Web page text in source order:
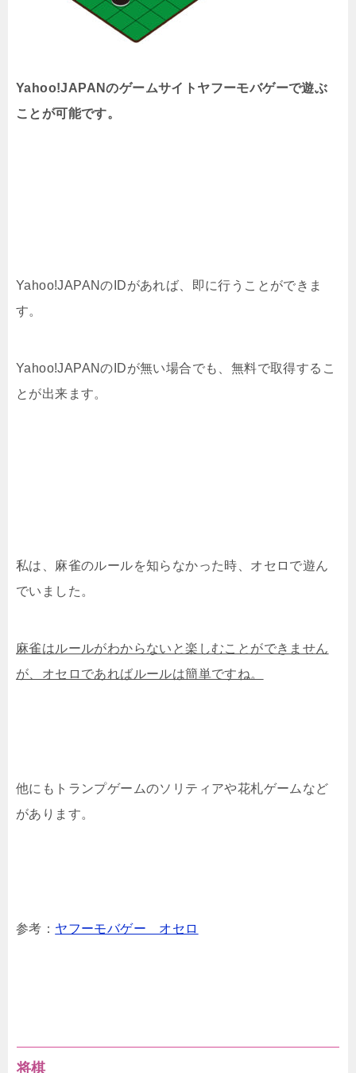
Yahoo!JAPANのゲームサイトヤフーモバゲーで遊ぶ
ことが可能です。
Yahoo!JAPANのIDがあれば、即に行うことができま
す。
Yahoo!JAPANのIDが無い場合でも、無料で取得するこ
とが出来ます。
私は、麻雀のルールを知らなかった時、オセロで遊ん
でいました。
麻雀はルールがわからないと楽しむことができません
が、オセロであればルールは簡単ですね。
他にもトランプゲームのソリティアや花札ゲームなど
があります。
参考： ヤフーモバゲー オセロ
将棋